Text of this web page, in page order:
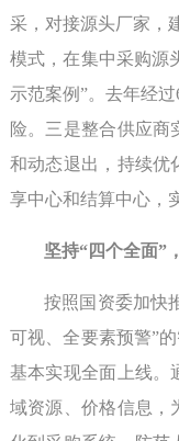
采，对接源头厂家，
模式，在集中采购源
示范案例”。去年经
险。三是整合供应
和动态退出，持续优
享中心和结算中心，
坚持“四个全面”
按照国资委加快
可视、全要素预警”
基本实现全面上线。
域资源、价格信息，